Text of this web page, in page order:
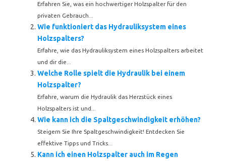
Erfahren Sie, was ein hochwertiger Holzspalter für den
privaten Gebrauch...
Wie funktioniert das Hydrauliksystem eines
Holzspalters?
Erfahre, wie das Hydrauliksystem eines Holzspalters arbeitet
und dir die...
Welche Rolle spielt die Hydraulik bei einem
Holzspalter?
Erfahre, warum die Hydraulik das Herzstück eines
Holzspalters ist und...
Wie kann ich die Spaltgeschwindigkeit erhöhen?
Steigern Sie Ihre Spaltgeschwindigkeit! Entdecken Sie
effektive Tipps und Tricks...
Kann ich einen Holzspalter auch im Regen